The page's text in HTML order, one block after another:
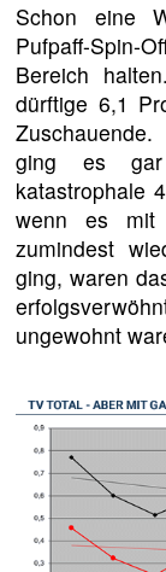
Schon eine
Pufpaff-Spin-
Bereich
dürftige 6,1
ging es
katastrophale
wenn es mit
zumindest
ging, waren
ungewohnt